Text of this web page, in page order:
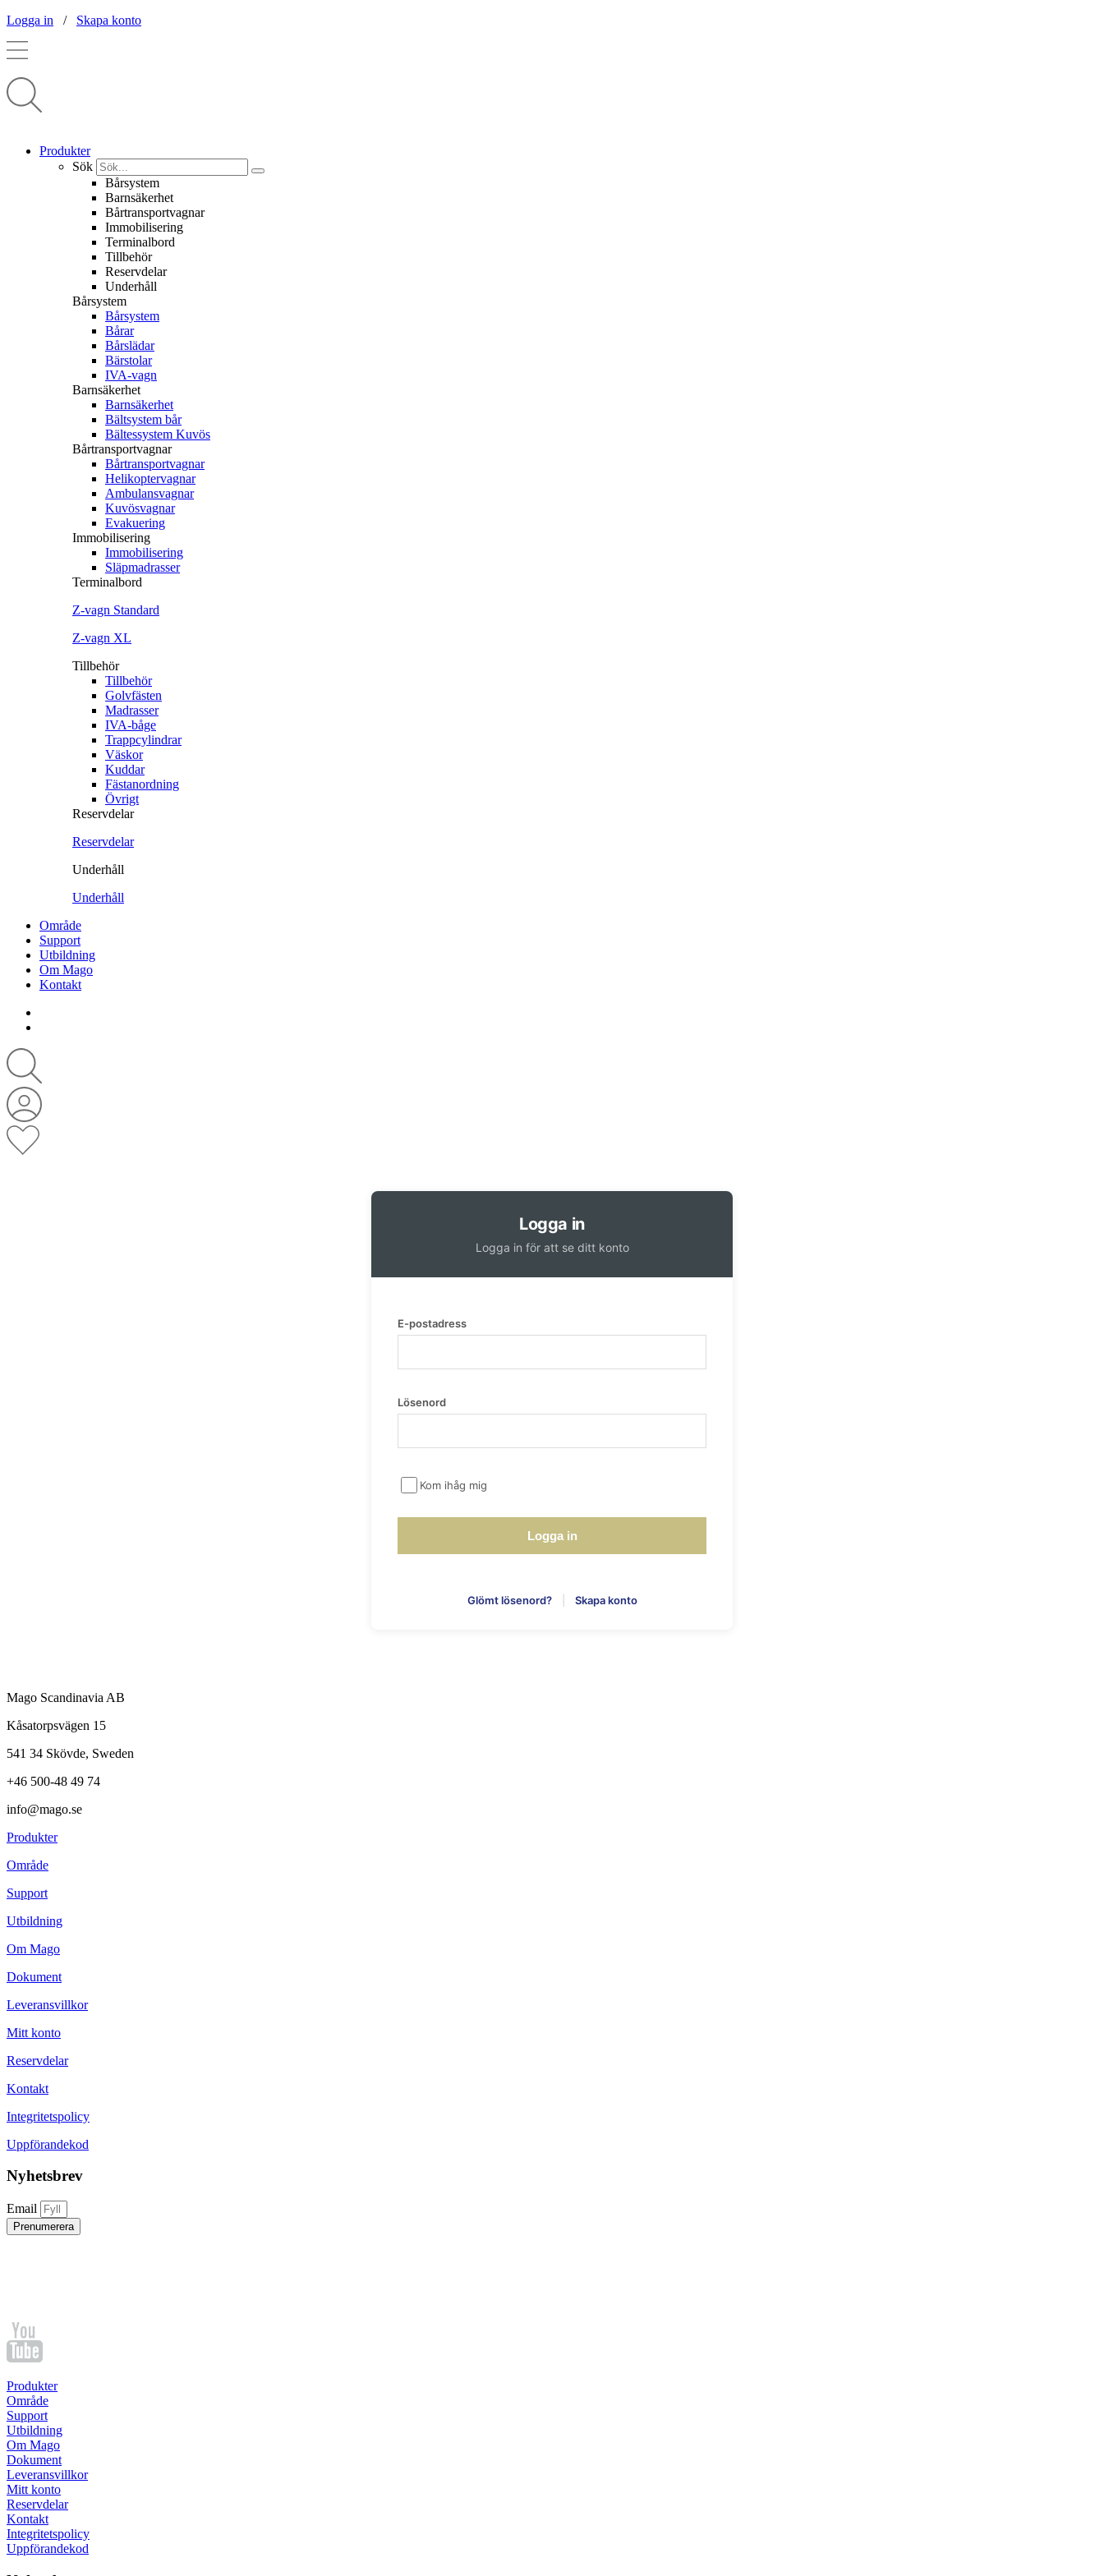
Logga in / Skapa konto
Produkter
Sök
Bårsystem
Barnsäkerhet
Bårtransportvagnar
Immobilisering
Terminalbord
Tillbehör
Reservdelar
Underhåll
Bårsystem
Bårsystem
Bårar
Bårslädar
Bärstolar
IVA-vagn
Barnsäkerhet
Barnsäkerhet
Bältsystem bår
Bältessystem Kuvös
Bårtransportvagnar
Bårtransportvagnar
Helikoptervagnar
Ambulansvagnar
Kuvösvagnar
Evakuering
Immobilisering
Immobilisering
Släpmadrasser
Terminalbord
Z‐vagn Standard
Z‐vagn XL
Tillbehör
Tillbehör
Golvfästen
Madrasser
IVA-båge
Trappcylindrar
Väskor
Kuddar
Fästanordning
Övrigt
Reservdelar
Reservdelar
Underhåll
Underhåll
Område
Support
Utbildning
Om Mago
Kontakt
Logga in
Logga in för att se ditt konto
E-postadress
Lösenord
Kom ihåg mig
Glömt lösenord? Skapa konto
Mago Scandinavia AB
Kåsatorpsvägen 15
541 34 Skövde, Sweden
+46 500-48 49 74
info@mago.se
Produkter
Område
Support
Utbildning
Om Mago
Dokument
Leveransvillkor
Mitt konto
Reservdelar
Kontakt
Integritetspolicy
Uppförandekod
Nyhetsbrev
Email
Prenumerera
Produkter
Område
Support
Utbildning
Om Mago
Dokument
Leveransvillkor
Mitt konto
Reservdelar
Kontakt
Integritetspolicy
Uppförandekod